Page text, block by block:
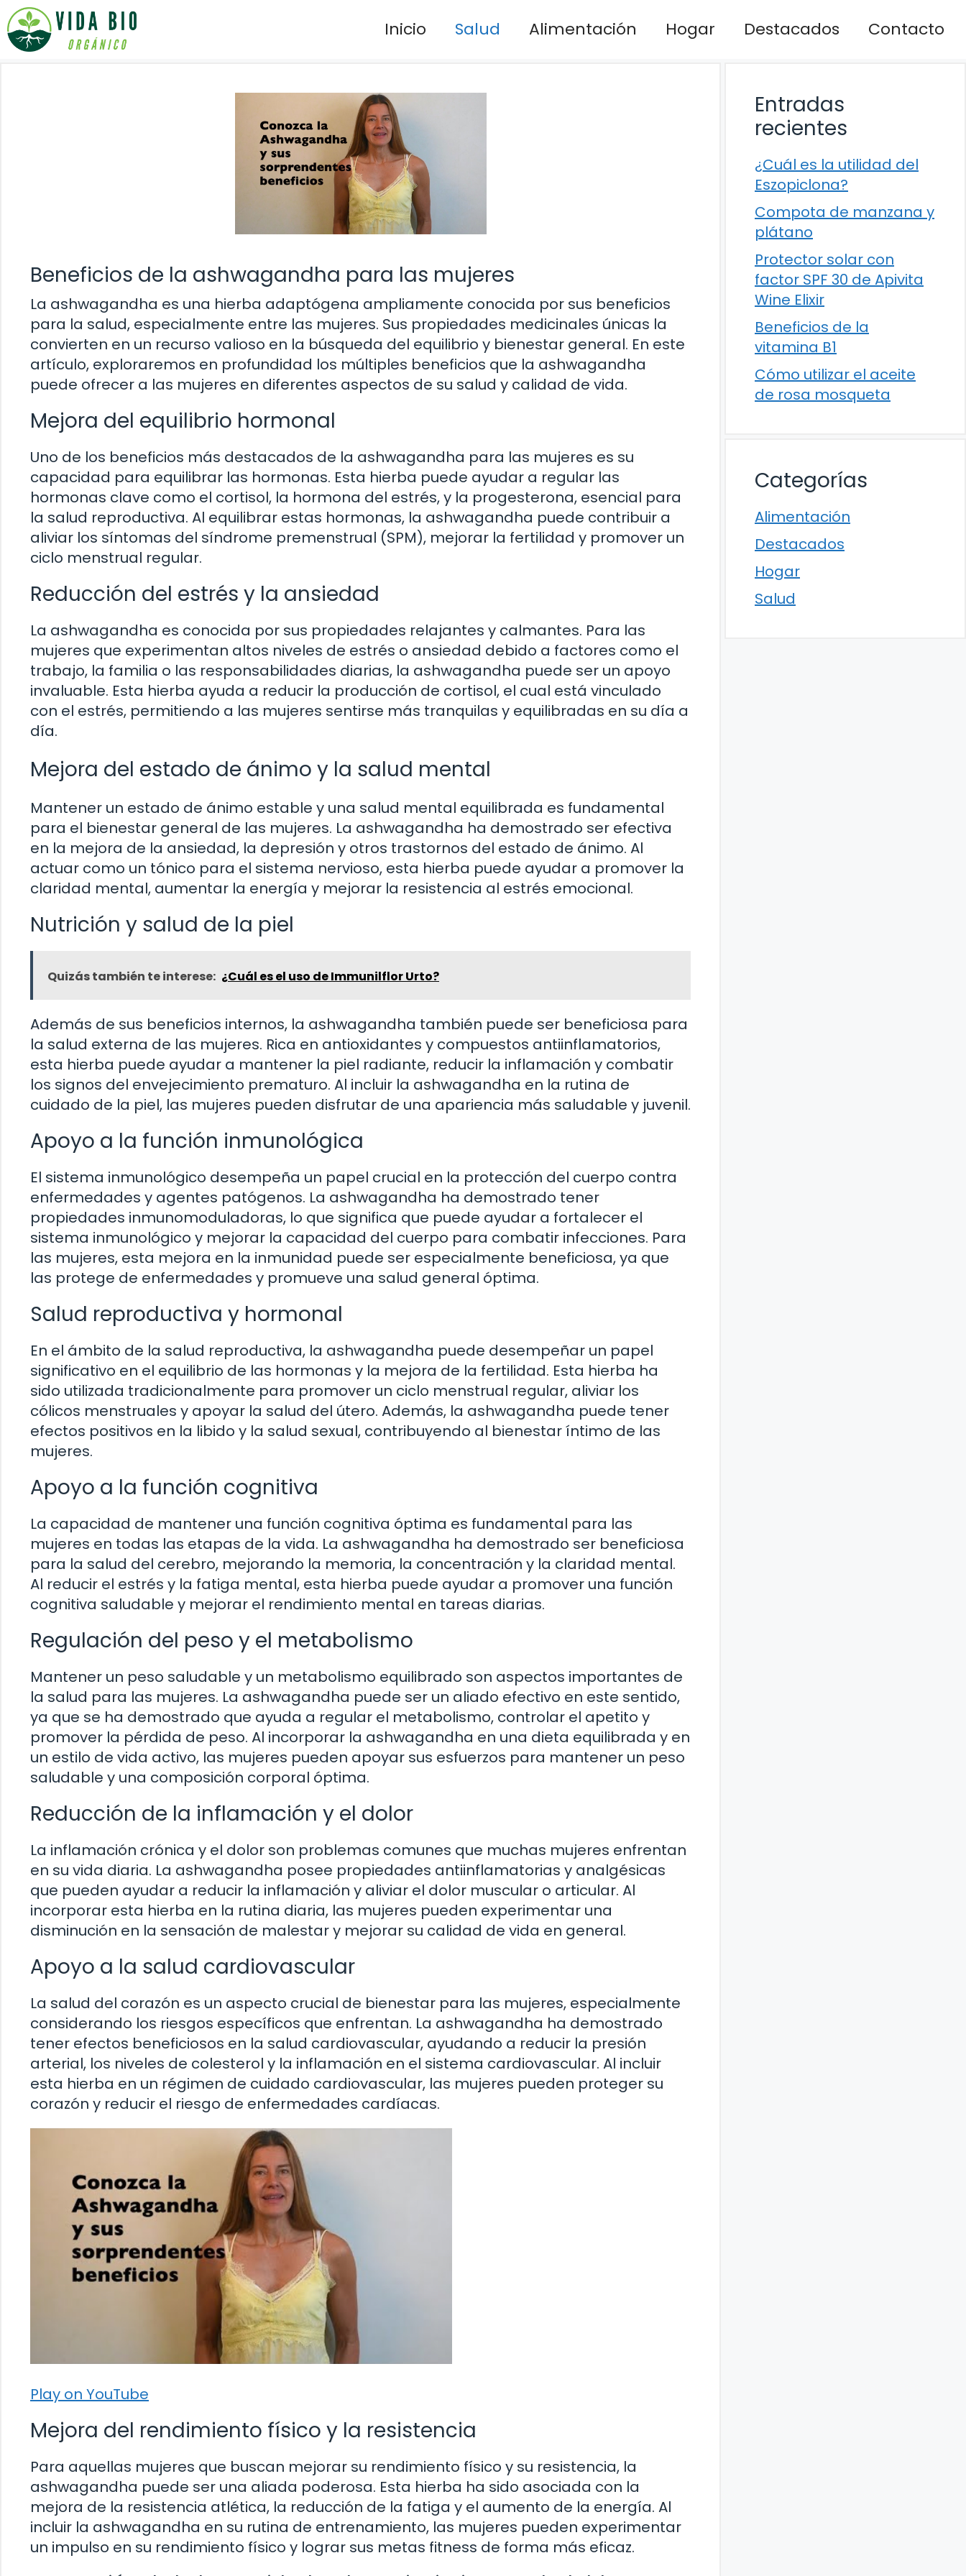
Saltar
al
contenido
Inicio Salud Alimentación Hogar Destacados Contacto
Beneficios de la ashwagandha para las mujeres
La ashwagandha es una hierba adaptógena ampliamente conocida por sus beneficios
para la salud, especialmente entre las mujeres. Sus propiedades medicinales únicas la
convierten en un recurso valioso en la búsqueda del equilibrio y bienestar general. En este
artículo, exploraremos en profundidad los múltiples beneficios que la ashwagandha
puede ofrecer a las mujeres en diferentes aspectos de su salud y calidad de vida.
Mejora del equilibrio hormonal
Uno de los beneficios más destacados de la ashwagandha para las mujeres es su
capacidad para equilibrar las hormonas. Esta hierba puede ayudar a regular las
hormonas clave como el cortisol, la hormona del estrés, y la progesterona, esencial para
la salud reproductiva. Al equilibrar estas hormonas, la ashwagandha puede contribuir a
aliviar los síntomas del síndrome premenstrual (SPM), mejorar la fertilidad y promover un
ciclo menstrual regular.
Reducción del estrés y la ansiedad
La ashwagandha es conocida por sus propiedades relajantes y calmantes. Para las
mujeres que experimentan altos niveles de estrés o ansiedad debido a factores como el
trabajo, la familia o las responsabilidades diarias, la ashwagandha puede ser un apoyo
invaluable. Esta hierba ayuda a reducir la producción de cortisol, el cual está vinculado
con el estrés, permitiendo a las mujeres sentirse más tranquilas y equilibradas en su día a
día.
Mejora del estado de ánimo y la salud mental
Mantener un estado de ánimo estable y una salud mental equilibrada es fundamental
para el bienestar general de las mujeres. La ashwagandha ha demostrado ser efectiva
en la mejora de la ansiedad, la depresión y otros trastornos del estado de ánimo. Al
actuar como un tónico para el sistema nervioso, esta hierba puede ayudar a promover la
claridad mental, aumentar la energía y mejorar la resistencia al estrés emocional.
Nutrición y salud de la piel
Quizás también te interese: ¿Cuál es el uso de Immunilflor Urto?
Además de sus beneficios internos, la ashwagandha también puede ser beneficiosa para
la salud externa de las mujeres. Rica en antioxidantes y compuestos antiinflamatorios,
esta hierba puede ayudar a mantener la piel radiante, reducir la inflamación y combatir
los signos del envejecimiento prematuro. Al incluir la ashwagandha en la rutina de
cuidado de la piel, las mujeres pueden disfrutar de una apariencia más saludable y juvenil.
Apoyo a la función inmunológica
El sistema inmunológico desempeña un papel crucial en la protección del cuerpo contra
enfermedades y agentes patógenos. La ashwagandha ha demostrado tener
propiedades inmunomoduladoras, lo que significa que puede ayudar a fortalecer el
sistema inmunológico y mejorar la capacidad del cuerpo para combatir infecciones. Para
las mujeres, esta mejora en la inmunidad puede ser especialmente beneficiosa, ya que
las protege de enfermedades y promueve una salud general óptima.
Salud reproductiva y hormonal
En el ámbito de la salud reproductiva, la ashwagandha puede desempeñar un papel
significativo en el equilibrio de las hormonas y la mejora de la fertilidad. Esta hierba ha
sido utilizada tradicionalmente para promover un ciclo menstrual regular, aliviar los
cólicos menstruales y apoyar la salud del útero. Además, la ashwagandha puede tener
efectos positivos en la libido y la salud sexual, contribuyendo al bienestar íntimo de las
mujeres.
Apoyo a la función cognitiva
La capacidad de mantener una función cognitiva óptima es fundamental para las
mujeres en todas las etapas de la vida. La ashwagandha ha demostrado ser beneficiosa
para la salud del cerebro, mejorando la memoria, la concentración y la claridad mental.
Al reducir el estrés y la fatiga mental, esta hierba puede ayudar a promover una función
cognitiva saludable y mejorar el rendimiento mental en tareas diarias.
Regulación del peso y el metabolismo
Mantener un peso saludable y un metabolismo equilibrado son aspectos importantes de
la salud para las mujeres. La ashwagandha puede ser un aliado efectivo en este sentido,
ya que se ha demostrado que ayuda a regular el metabolismo, controlar el apetito y
promover la pérdida de peso. Al incorporar la ashwagandha en una dieta equilibrada y en
un estilo de vida activo, las mujeres pueden apoyar sus esfuerzos para mantener un peso
saludable y una composición corporal óptima.
Reducción de la inflamación y el dolor
La inflamación crónica y el dolor son problemas comunes que muchas mujeres enfrentan
en su vida diaria. La ashwagandha posee propiedades antiinflamatorias y analgésicas
que pueden ayudar a reducir la inflamación y aliviar el dolor muscular o articular. Al
incorporar esta hierba en la rutina diaria, las mujeres pueden experimentar una
disminución en la sensación de malestar y mejorar su calidad de vida en general.
Apoyo a la salud cardiovascular
La salud del corazón es un aspecto crucial de bienestar para las mujeres, especialmente
considerando los riesgos específicos que enfrentan. La ashwagandha ha demostrado
tener efectos beneficiosos en la salud cardiovascular, ayudando a reducir la presión
arterial, los niveles de colesterol y la inflamación en el sistema cardiovascular. Al incluir
esta hierba en un régimen de cuidado cardiovascular, las mujeres pueden proteger su
corazón y reducir el riesgo de enfermedades cardíacas.
Play on YouTube
Mejora del rendimiento físico y la resistencia
Para aquellas mujeres que buscan mejorar su rendimiento físico y su resistencia, la
ashwagandha puede ser una aliada poderosa. Esta hierba ha sido asociada con la
mejora de la resistencia atlética, la reducción de la fatiga y el aumento de la energía. Al
incluir la ashwagandha en su rutina de entrenamiento, las mujeres pueden experimentar
un impulso en su rendimiento físico y lograr sus metas fitness de forma más eficaz.
Entradas
recientes
¿Cuál es la utilidad del
Eszopiclona?
Compota de manzana y
plátano
Protector solar con
factor SPF 30 de Apivita
Wine Elixir
Beneficios de la
vitamina B1
Cómo utilizar el aceite
de rosa mosqueta
Categorías
Alimentación
Destacados
Hogar
Salud